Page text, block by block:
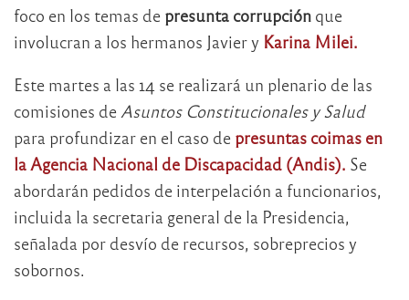
foco en los temas de presunta corrupción que
involucran a los hermanos Javier y Karina Milei.
Este martes a las 14 se realizará un plenario de las
comisiones de Asuntos Constitucionales y Salud
para profundizar en el caso de presuntas coimas en
la Agencia Nacional de Discapacidad (Andis). Se
abordarán pedidos de interpelación a funcionarios,
incluida la secretaria general de la Presidencia,
señalada por desvío de recursos, sobreprecios y
sobornos.